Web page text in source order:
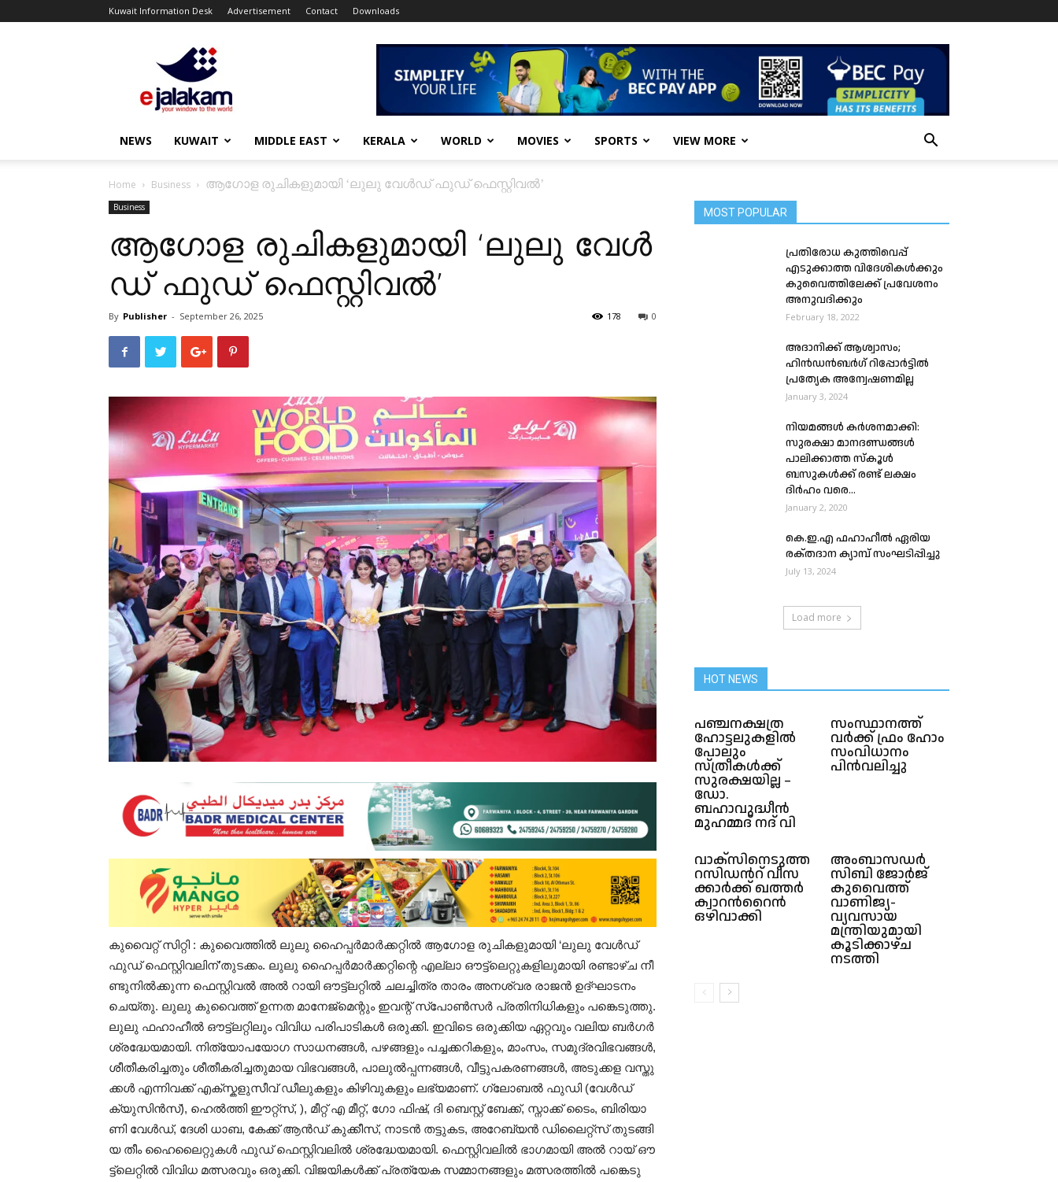
Kuwait Information Desk Advertisement Contact Downloads
ejalakam
NEWS KUWAIT MIDDLE EAST KERALA WORLD MOVIES SPORTS VIEW MORE
Home Business ആ​ഗോ​ള രു​ചി​ക​ളു​മാ​യി ‘ലു​ലു വേ​ൾ​ഡ് ഫു​ഡ് ഫെ​സ്റ്റി​വ​ൽ’
Business
ആ​ഗോ​ള രു​ചി​ക​ളു​മാ​യി ‘ലു​ലു വേ​ൾ​
ഡ് ഫു​ഡ് ഫെ​സ്റ്റി​വ​ൽ’
By Publisher - September 26, 2025 0
178
കുവൈറ്റ് സിറ്റി : കുവൈത്തിൽ ലു​ലു ഹൈ​പ്പ​ർ​മാ​ർ​ക്ക​റ്റി​ൽ ആ​ഗോള രുചികളുമായി ‘ലു​ലു വേ​ൾ​ഡ്
ഫു​ഡ് ഫെ​സ്റ്റി​വ​ലി​ന്’തുടക്കം. ലു​ലു ഹൈ​പ്പ​ർ​മാ​ർ​ക്ക​റ്റി​ന്റെ എ​ല്ലാ ഔ​ട്ട്‌​ലെ​റ്റു​ക​ളി​ലു​മാ​യി ര​ണ്ടാ​ഴ്ച നീ​
ണ്ടു​നി​ൽ​ക്കു​ന്ന ഫെ​സ്റ്റി​വ​ൽ അ​ൽ റാ​യി ഔ​ട്ട്‍ല​റ്റിൽ ച​ല​ച്ചി​ത്ര താ​രം അ​ന​ശ്വ​ര രാ​ജ​ൻ ഉ​ദ്ഘാ​ട​നം
ചെ​യ്തു. ലു​ലു കു​വൈ​ത്ത് ഉ​ന്ന​ത മാ​നേ​ജ്‌​മെ​ന്റും ഇ​വ​ന്റ് സ്പോ​ൺ​സ​ർ പ്ര​തി​നി​ധിക​ളും പ​​ങ്കെ​ടു​ത്തു.
ലു​ലു ഫ​ഹാ​ഹീ​ൽ ഔ​ട്ട്‍ല​റ്റി​ലും വി​വി​ധ പ​രി​പാ​ടി​ക​ൾ ഒ​രു​ക്കി. ഇ​വി​ടെ ഒ​രു​ക്കി​യ ഏ​റ്റ​വും വ​ലി​യ ബ​ർ​ഗ​ർ
​ശ്ര​ദ്ധേ​യ​മാ​യി. നി​ത്യോ​പ​യോ​ഗ സാ​ധ​ന​ങ്ങ​ൾ, പ​ഴ​ങ്ങ​ളും പ​ച്ച​ക്ക​റി​ക​ളും, മാം​സം, സ​മു​ദ്ര​വി​ഭ​വ​ങ്ങ​ൾ,
ശീ​തീ​ക​രി​ച്ച​തും ശീ​തീ​ക​രി​ച്ച​തു​മാ​യ വി​ഭ​വ​ങ്ങ​ൾ, പാ​ലു​ൽ​പ്പ​ന്ന​ങ്ങ​ൾ, വീ​ട്ടു​പ​ക​ര​ണ​ങ്ങ​ൾ, അ​ടു​ക്ക​ള വ​സ്തു​
ക്ക​ൾ എ​ന്നി​വ​ക്ക് എ​ക്സ്ക​ളു​സീ​വ് ഡീ​ലു​ക​ളും കിഴിവുകളും ലഭ്യമാണ്. ഗ്ലോ​ബ​ൽ ഫു​ഡി (വേ​ൾ​ഡ്
ക്യു​സി​ൻ​സ്), ഹെ​ൽ​ത്തി ഈ​റ്റ്സ്, ), മീ​റ്റ് എ ​മീ​റ്റ്, ഗോ ​ഫി​ഷ്, ദി ​ബെ​സ്റ്റ് ബേ​ക്ക്, സ്നാ​ക്ക് ടൈം, ബി​രി​യാ​
ണി വേ​ൾ​ഡ്, ദേ​ശി ധാ​ബ, കേ​ക്ക് ആ​ൻ​ഡ് കു​ക്കീ​സ്, നാ​ട​ൻ ത​ട്ടു​ക​ട, ​​അ​റേ​ബ്യ​ൻ ഡി​ലൈ​റ്റ്സ് തു​ട​ങ്ങി​
യ തീം ​ഹൈ​ലൈ​റ്റു​ക​ൾ ഫു​ഡ് ഫെ​സ്റ്റി​വ​ലി​​ൽ ശ്ര​ദ്ധേ​യ​മാ​യി. ഫെ​സ്റ്റി​വ​ലി​ൽ ഭാ​ഗ​മാ​യി അ​ൽ റാ​യ് ഔ​
ട്ട്‌​ലെ​റ്റി​ൽ വി​വി​ധ മ​ത്സ​ര​വും ഒ​രു​ക്കി. വി​ജ​യി​ക​ൾ​ക്ക് പ്ര​ത്യേ​ക സ​മ്മാ​ന​ങ്ങ​ളും മ​ത്സ​ര​ത്തി​ൽ പ​ങ്കെ​ടു​
MOST POPULAR
പ്രതിരോധ കുത്തിവെപ്പ്
എടുക്കാത്ത വിദേശികൾക്കും
കുവൈത്തിലേക്ക് പ്രവേശനം
അനുവദിക്കും
February 18, 2022
അദാനിക്ക് ആശ്വാസം;
ഹിൻഡൻബർഗ് റിപ്പോർട്ടിൽ
പ്രത്യേക അന്വേഷണമില്ല
January 3, 2024
നിയ‌മങ്ങൾ കർശനമാക്കി:
സുരക്ഷാ മാനദണ്ഡങ്ങൾ
പാലിക്കാത്ത സ്കൂൾ
ബസുകൾ‌ക്ക് രണ്ട് ലക്ഷം
ദിർഹം വരെ...
January 2, 2020
കെ.ഇ.എ ഫഹാഹീൽ ഏരിയ
രക്‌തദാന ക്യാമ്പ് സംഘടിപ്പിച്ചു
July 13, 2024
Load more
HOT NEWS
പഞ്ചനക്ഷത്ര
ഹോട്ടലുകളിൽ
പോലും
സ്ത്രീകൾക്ക്
സുരക്ഷയില്ല –
ഡോ.
ബഹാവുദ്ധീൻ
മുഹമ്മദ്‌ നദ് വി
സംസ്ഥാനത്ത്‌
വർക്ക്‌ ഫ്രം ഹോം
സംവിധാനം
പിൻവലിച്ചു
വാ​ക്സി​നെ​ടു​ത്ത
റ​സി​ഡ​ന്‍റ് വീ​സ​
ക്കാ​ർ​ക്ക് ഖത്തർ
ക്വാ​റ​ന്‍റൈ​ൻ
ഒഴിവാക്കി
അംബാസഡർ
സിബി ജോർജ്
കുവൈത്ത്
വാണിജ്യ-
വ്യവസായ
മന്ത്രിയുമായി
കൂടിക്കാഴ്ച
നടത്തി